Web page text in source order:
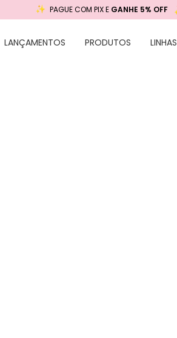
PAGUE COM PIX E GANHE 5% OFF
LANÇAMENTOS PRODUTOS LINHAS